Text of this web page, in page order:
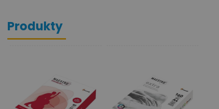
Produkty